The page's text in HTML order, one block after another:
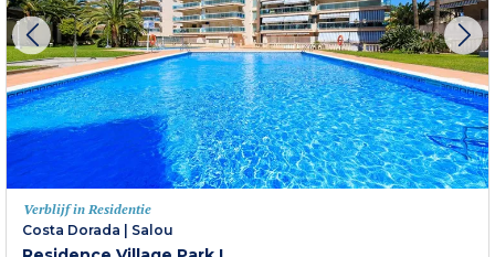
Verblijf in Residentie
Costa Dorada | Salou